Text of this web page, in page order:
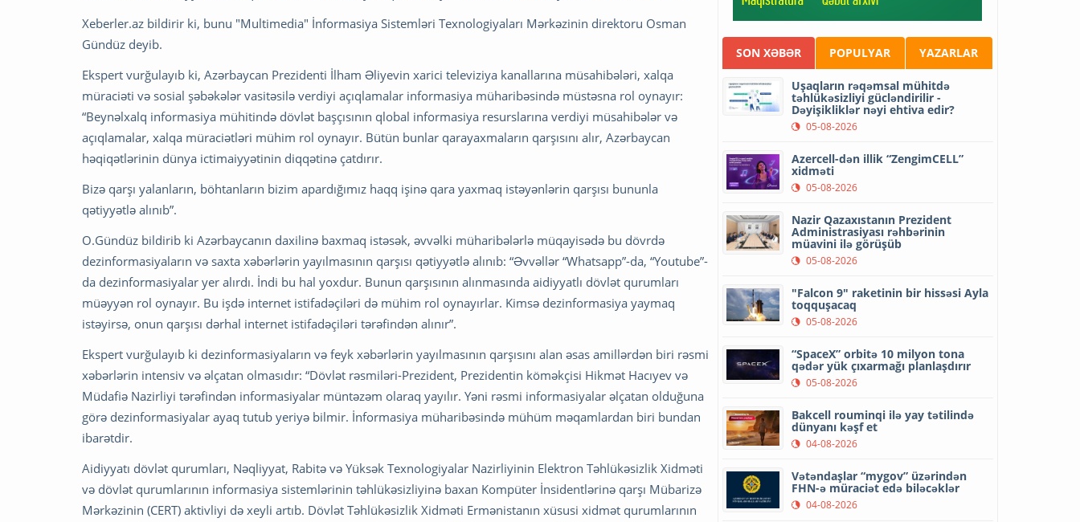
Xeberler.az bildirir ki, bunu "Multimedia" İnformasiya Sistemləri Texnologiyaları Mərkəzinin direktoru Osman
Gündüz deyib.
Ekspert vurğulayıb ki, Azərbaycan Prezidenti İlham Əliyevin xarici televiziya kanallarına müsahibələri, xalqa
müraciəti və sosial şəbəkələr vasitəsilə verdiyi açıqlamalar informasiya müharibəsində müstəsna rol oynayır:
“Beynəlxalq informasiya mühitində dövlət başçısının qlobal informasiya resurslarına verdiyi müsahibələr və
açıqlamalar, xalqa müraciətləri mühim rol oynayır. Bütün bunlar qarayaxmaların qarşısını alır, Azərbaycan
həqiqətlərinin dünya ictimaiyyətinin diqqətinə çatdırır.
Bizə qarşı yalanların, böhtanların bizim apardığımız haqq işinə qara yaxmaq istəyənlərin qarşısı bununla
qətiyyətlə alınıb”.
O.Gündüz bildirib ki Azərbaycanın daxilinə baxmaq istəsək, əvvəlki müharibələrlə müqayisədə bu dövrdə
dezinformasiyaların və saxta xəbərlərin yayılmasının qarşısı qətiyyətlə alınıb: “Əvvəllər “Whatsapp”-da, “Youtube”-
da dezinformasiyalar yer alırdı. İndi bu hal yoxdur. Bunun qarşısının alınmasında aidiyyatlı dövlət qurumları
müəyyən rol oynayır. Bu işdə internet istifadəçiləri də mühim rol oynayırlar. Kimsə dezinformasiya yaymaq
istəyirsə, onun qarşısı dərhal internet istifadəçiləri tərəfindən alınır”.
Ekspert vurğulayıb ki dezinformasiyaların və feyk xəbərlərin yayılmasının qarşısını alan əsas amillərdən biri rəsmi
xəbərlərin intensiv və əlçatan olmasıdır: “Dövlət rəsmiləri-Prezident, Prezidentin köməkçisi Hikmət Hacıyev və
Müdafiə Nazirliyi tərəfindən informasiyalar müntəzəm olaraq yayılır. Yəni rəsmi informasiyalar əlçatan olduğuna
görə dezinformasiyalar ayaq tutub yeriyə bilmir. İnformasiya müharibəsində mühüm məqamlardan biri bundan
ibarətdir.
Aidiyyatı dövlət qurumları, Nəqliyyat, Rabitə və Yüksək Texnologiyalar Nazirliyinin Elektron Təhlükəsizlik Xidməti
və dövlət qurumlarının informasiya sistemlərinin təhlükəsizliyinə baxan Kompüter İnsidentlərinə qarşı Mübarizə
Mərkəzinin (CERT) aktivliyi də xeyli artıb. Dövlət Təhlükəsizlik Xidməti Ermənistanın xüsusi xidmət qurumlarının
SON XƏBƏR POPULYAR YAZARLAR
Uşaqların rəqəmsal mühitdə
təhlükəsizliyi gücləndirilir -
Dəyişikliklər nəyi ehtiva edir?
05-08-2026
Azercell-dən illik “ZengimCELL”
xidməti
05-08-2026
Nazir Qazaxıstanın Prezident
Administrasiyası rəhbərinin
müavini ilə görüşüb
05-08-2026
"Falcon 9" raketinin bir hissəsi Ayla
toqquşacaq
05-08-2026
“SpaceX” orbitə 10 milyon tona
qədər yük çıxarmağı planlaşdırır
05-08-2026
Bakcell rouminqi ilə yay tətilində
dünyanı kəşf et
04-08-2026
Vətəndaşlar “mygov” üzərindən
FHN-ə müraciət edə biləcəklər
04-08-2026